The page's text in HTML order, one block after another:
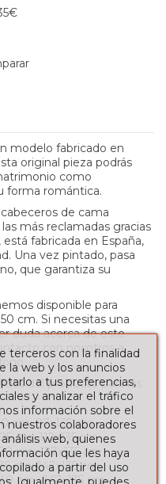
modelo fabricado en
original pieza podrás
como
forma romántica.
de cama
más reclamadas gracias
fabricada en España,
Una vez pintado, pasa
que garantiza su
disponible para
cm. Si necesitas una
duda acerca de este
con nosotros a
del producto para los
cm: 97x135 cm
cm: 112x135 cm.
cm: 127x135 cm
cm: 142x135 cm.
cm : 147x135 cm.
terceros con la finalidad
la web y los anuncios
a tus preferencias,
y analizar el tráfico
información sobre el
nuestros colaboradores
web, quienes
que les haya
a partir del uso